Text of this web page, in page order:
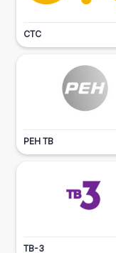
СТС
РЕН ТВ
ТВ-3